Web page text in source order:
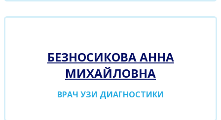
БЕЗНОСИКОВА АННА
МИХАЙЛОВНА
ВРАЧ УЗИ ДИАГНОСТИКИ